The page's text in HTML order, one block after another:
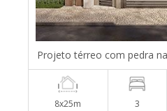
Projeto térreo com pedra
8x25m 3